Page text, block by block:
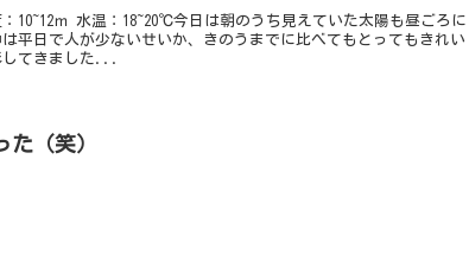
ｍ 水温：18~20℃今日は朝のうち見えていた太陽も昼ごろに
平日で人が少ないせいか、きのうまでに比べてもとってもきれい
してきました...
（笑）